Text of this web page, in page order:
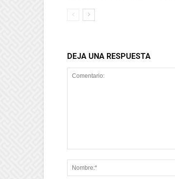
DEJA UNA RESPUESTA